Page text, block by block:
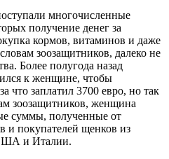
многочисленные
получение денег за
кормов, витаминов и даже
зоозащитников, далеко не
Более полугода назад
к женщине, чтобы
что заплатил 3700 евро, но так
зоозащитников, женщина
суммы, полученные от
и покупателей щенков из
и Италии.